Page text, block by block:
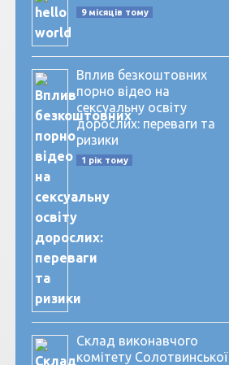
9 місяців тому
Вплив безкоштовних
порно відео на
сексуальну освіту
дорослих: переваги та
ризики
1 рік тому
Склад виконавчого
комітету Солотвинської